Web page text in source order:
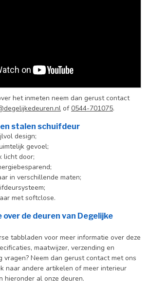
het inmeten neem dan gerust contact
of0544-701075.
stalen schuifdeur
design;
gevoel;
licht door;
in verschillende maten;
met softclose.
de deuren van Degelijke
tabbladen voor meer informatie over deze
maatwijzer, verzending en
vragen? Neem dan gerust contact met ons
naar andere artikelen of meer interieur
hieronder al onze deuren.